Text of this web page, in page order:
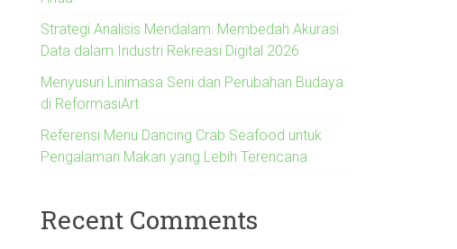
Strategi Analisis Mendalam: Membedah Akurasi
Data dalam Industri Rekreasi Digital 2026
Menyusuri Linimasa Seni dan Perubahan Budaya
di ReformasiArt
Referensi Menu Dancing Crab Seafood untuk
Pengalaman Makan yang Lebih Terencana
Recent Comments